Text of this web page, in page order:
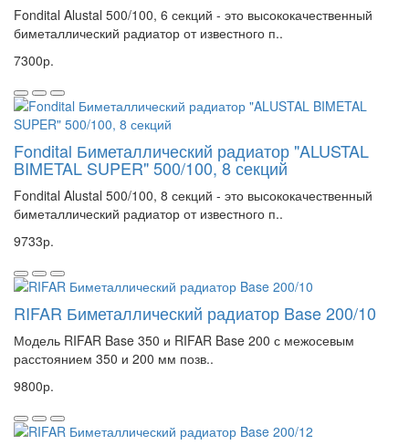
Fondital Alustal 500/100, 6 секций - это высококачественный
биметаллический радиатор от известного п..
7300р.
Fondital Биметаллический радиатор "ALUSTAL
BIMETAL SUPER" 500/100, 8 секций
Fondital Alustal 500/100, 8 секций - это высококачественный
биметаллический радиатор от известного п..
9733р.
RIFAR Биметаллический радиатор Base 200/10
Модель RIFAR Base 350 и RIFAR Base 200 с межосевым
расстоянием 350 и 200 мм позв..
9800р.